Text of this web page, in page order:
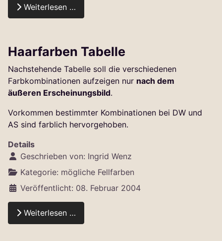
Weiterlesen …
Haarfarben Tabelle
Nachstehende Tabelle soll die verschiedenen
Farbkombinationen aufzeigen nur nach dem
äußeren Erscheinungsbild.
Vorkommen bestimmter Kombinationen bei DW und
AS sind farblich hervorgehoben.
Details
Geschrieben von: Ingrid Wenz
Kategorie: mögliche Fellfarben
Veröffentlicht: 08. Februar 2004
Weiterlesen …